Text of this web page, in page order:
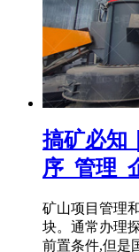
搞矿必知
序_管理_
矿山项目管理
块。通常办理
前置条件,但是